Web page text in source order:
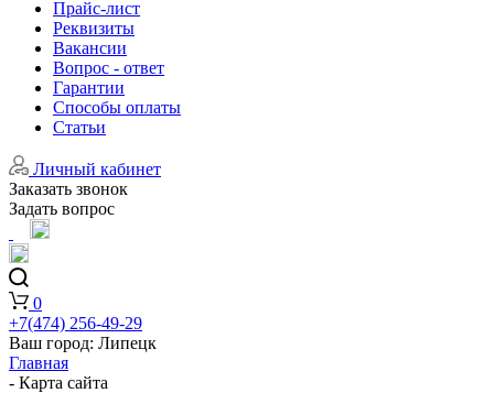
Прайс-лист
Реквизиты
Вакансии
Вопрос - ответ
Гарантии
Способы оплаты
Статьи
Личный кабинет
Заказать звонок
Задать вопрос
0
+7(474) 256-49-29
Ваш город: Липецк
Главная
- Карта сайта